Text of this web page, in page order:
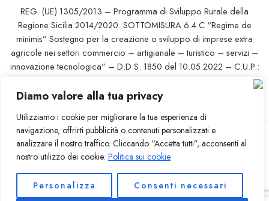
Diamo valore alla tua privacy
Utilizziamo i cookie per migliorare la tua esperienza di
navigazione, offrirti pubblicità o contenuti personalizzati e
analizzare il nostro traffico. Cliccando “Accetta tutti”, acconsenti al
nostro utilizzo dei cookie. Politica sui cookie
Personalizza Consenti necessari
REG. (UE) 1305/2013 – Programma di Sviluppo Rurale della
Regione Sicilia 2014/2020. SOTTOMISURA 6.4.C “Regime de
minimis” Sostegno per la creazione o sviluppo di imprese extra
agricole nei settori commercio – artigianale – turistico – servizi –
innovazione tecnologica” – D.D.S. 1850 del 10.05.2022 – C.U.P.:
G93E22000010007 del 07.04.2022 – l’Europa investe nelle zone
rurali – Ditta: THE AMOROSO SISTERS DI AMOROSO VERONICA
© 2023 – Tutti i diritti riservati – baramoroso.com – Ristorante /
Pizzeria a Vizzini – P.iva 05004420872 – credit byiterweb.com